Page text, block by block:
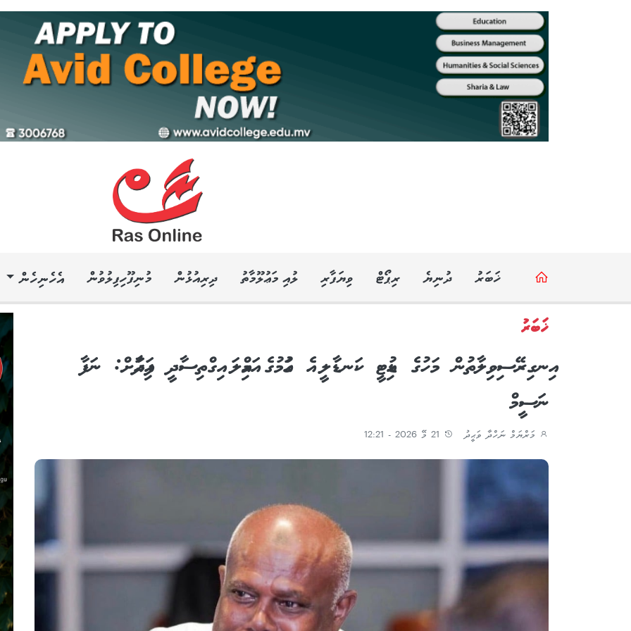
ޚަބަރު ދުނިޔެ ރިޕޯޓް ވިޔަފާރި ލުއި މަޢުލޫމާތު ދިރިއުޅުން މުނިފޫހިފިލުވުން އެހެނިހެން
ޚަބަރު
އިނގިރޭސިވިލާތުން މަހުގެ ޑިއުޓީ ކަނޑާލީ އެ ގައުމުގެ އަމިއްލަ އިގްތިސާދީ ފައިދާއަށް: ނަފާ
ނަސީމް
މަރްޔަމް ނަހްދާ ވަޙީދު